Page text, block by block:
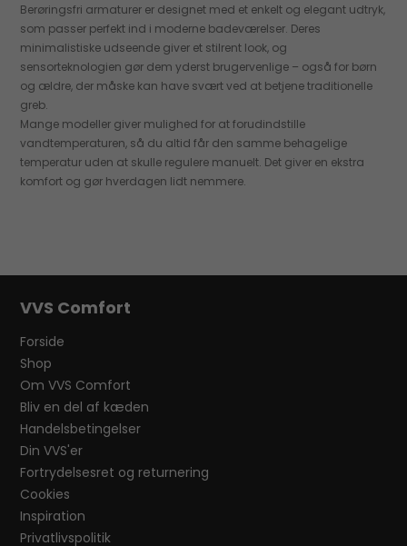
Berøringsfri armaturer er designet med et enkelt og elegant udtryk,
som passer perfekt ind i moderne badeværelser. Deres
minimalistiske udseende giver et stilrent look, og
sensorteknologien gør dem yderst brugervenlige – også for børn
og ældre, der måske kan have svært ved at betjene traditionelle
greb.
Mange modeller giver mulighed for at forudindstille
vandtemperaturen, så du altid får den samme behagelige
temperatur uden at skulle regulere manuelt. Det giver en ekstra
komfort og gør hverdagen lidt nemmere.
VVS Comfort
Forside
Shop
Om VVS Comfort
Bliv en del af kæden
Handelsbetingelser
Din VVS'er
Fortrydelsesret og returnering
Cookies
Inspiration
Privatlivspolitik